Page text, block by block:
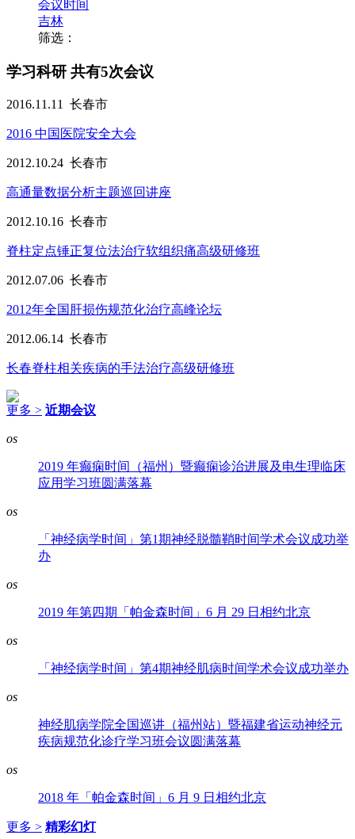
会议时间
吉林
筛选：
学习科研 共有5次会议
2016.11.11 长春市
2016 中国医院安全大会
2012.10.24 长春市
高通量数据分析主题巡回讲座
2012.10.16 长春市
脊柱定点锤正复位法治疗软组织痛高级研修班
2012.07.06 长春市
2012年全国肝损伤规范化治疗高峰论坛
2012.06.14 长春市
长春脊柱相关疾病的手法治疗高级研修班
更多 > 近期会议
os
2019 年癫痫时间（福州）暨癫痫诊治进展及电生理临床
应用学习班圆满落幕
os
「神经病学时间」第1期神经脱髓鞘时间学术会议成功举
办
os
2019 年第四期「帕金森时间」6 月 29 日相约北京
os
「神经病学时间」第4期神经肌病时间学术会议成功举办
os
神经肌病学院全国巡讲（福州站）暨福建省运动神经元
疾病规范化诊疗学习班会议圆满落幕
os
2018 年「帕金森时间」6 月 9 日相约北京
更多 > 精彩幻灯